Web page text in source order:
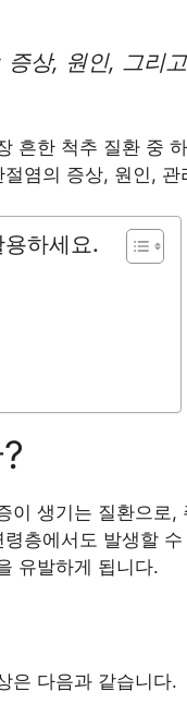
증상, 원인, 그리
흔한 척추 질환 중
염의 증상, 원인,
하세요.
이 생기는 질환으로
층에서도 발생할
유발하게 됩니다.
은 다음과 같습니다.